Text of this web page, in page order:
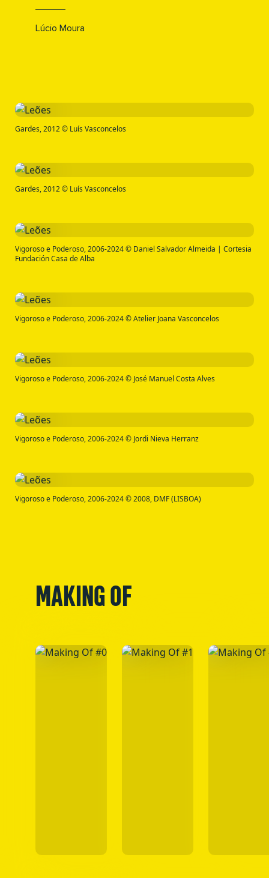
Lúcio Moura
Gardes, 2012 © Luís Vasconcelos
Gardes, 2012 © Luís Vasconcelos
Vigoroso e Poderoso, 2006-2024 © Daniel Salvador Almeida | Cortesia
Fundación Casa de Alba
Vigoroso e Poderoso, 2006-2024 © Atelier Joana Vasconcelos
Vigoroso e Poderoso, 2006-2024 © José Manuel Costa Alves
Vigoroso e Poderoso, 2006-2024 © Jordi Nieva Herranz
Vigoroso e Poderoso, 2006-2024 © 2008, DMF (LISBOA)
MAKING OF